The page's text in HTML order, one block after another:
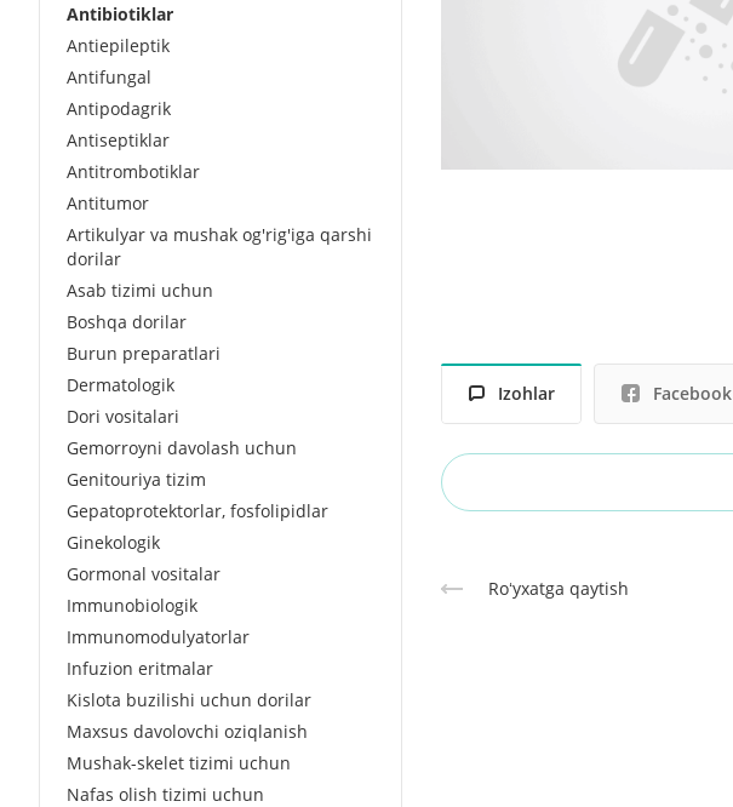
Izohlar Facebook
Roʻyxatga qaytish
Antibiotiklar
Antiepileptik
Antifungal
Antipodagrik
Antiseptiklar
Antitrombotiklar
Antitumor
Artikulyar va mushak og'rig'iga qarshi
dorilar
Asab tizimi uchun
Boshqa dorilar
Burun preparatlari
Dermatologik
Dori vositalari
Gemorroyni davolash uchun
Genitouriya tizim
Gepatoprotektorlar, fosfolipidlar
Ginekologik
Gormonal vositalar
Immunobiologik
Immunomodulyatorlar
Infuzion eritmalar
Kislota buzilishi uchun dorilar
Maxsus davolovchi oziqlanish
Mushak-skelet tizimi uchun
Nafas olish tizimi uchun